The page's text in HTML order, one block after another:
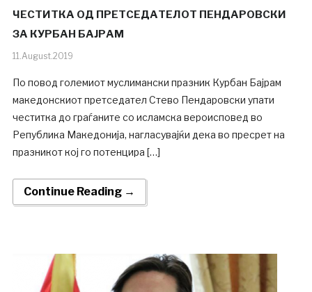
ЧЕСТИТКА ОД ПРЕТСЕДАТЕЛОТ ПЕНДАРОВСКИ
ЗА КУРБАН БАЈРАМ
11.August.2019
По повод големиот муслимански празник Курбан Бајрам
македонскиот претседател Стево Пендаровски упати
честитка до граѓаните со исламска вероисповед во
Република Македонија, нагласувајќи дека во пресрет на
празникот кој го потенцира […]
Continue Reading →